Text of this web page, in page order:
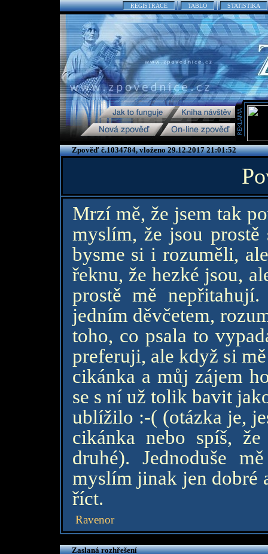
REGISTRACE TABLO STATISTIKA
Zpověď č.1034784, vloženo 29.12.2017 21:01:52
Mrzí mě, že jsem tak
myslím, že jsou prostě
bysme si i rozuměli,
řeknu, že hezké jsou,
prostě mě
jedním děvčetem,
toho, co psala to
preferuji, ale když si
cikánka a můj zájem
se s ní už tolik bavit
ublížilo :-( (otázka je,
cikánka nebo spíš,
druhé). Jednoduše
myslím jinak jen dobré
říct.
Ravenor
Zaslaná rozhřešení